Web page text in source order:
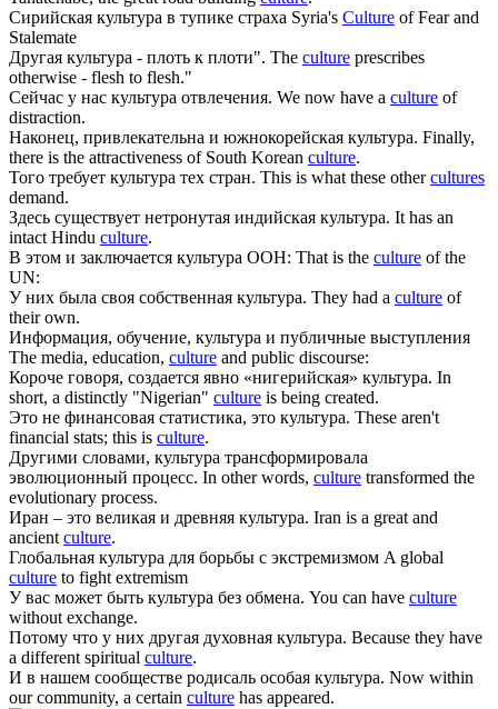
Сирийская культура в тупике страха Syria's Culture of Fear and
Stalemate
Другая культура - плоть к плоти". The culture prescribes
otherwise - flesh to flesh."
Сейчас у нас культура отвлечения. We now have a culture of
distraction.
Наконец, привлекательна и южнокорейская культура. Finally,
there is the attractiveness of South Korean culture.
Того требует культура тех стран. This is what these othercultures
demand.
Здесь существует нетронутая индийская культура. It has an
intact Hindu culture.
В этом и заключается культура ООН: That is the culture of the
UN:
У них была своя собственная культура. They had a culture of
their own.
Информация, обучение, культура и публичные выступления
The media, education, culture and public discourse:
Короче говоря, создается явно «нигерийская» культура. In
short, a distinctly "Nigerian" culture is being created.
Это не финансовая статистика, это культура. These aren't
financial stats; this is culture.
Другими словами, культура трансформировала
эволюционный процесс. In other words, culture transformed the
evolutionary process.
Иран – это великая и древняя культура. Iran is a great and
ancientculture.
Глобальная культура для борьбы с экстремизмом A global
culture to fight extremism
У вас может быть культура без обмена. You can have culture
without exchange.
Потому что у них другая духовная культура. Because they have
a different spiritual culture.
И в нашем сообществе родисаль особая культура. Now within
our community, a certain culture has appeared.